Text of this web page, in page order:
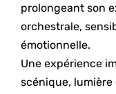
prolongeant son
orchestrale,
émotionnelle.
Une expérience
scénique,